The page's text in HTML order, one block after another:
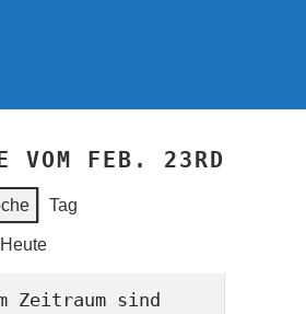
VOM FEB. 23RD
Tag
Heute
Zeitraum sind